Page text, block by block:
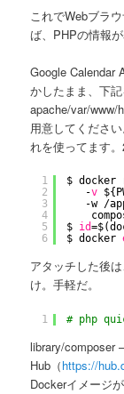
これでWebブラ
ば、PHPの情報が
Google Calendar
かしたまま、下
apache/var/www/
用意してくださ
れを使ってます
1
2
3
4
5
6
$ docker
-v
-w /
$ id
$ docker
アタッチした後
け。手軽だ。
1 # php
library/composer
Hub（https://
Dockerイメージ